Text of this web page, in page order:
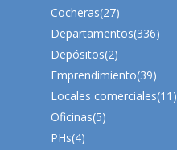
Cocheras(27)
Departamentos(336)
Depósitos(2)
Emprendimiento(39)
Locales comerciales(11)
Oficinas(5)
PHs(4)